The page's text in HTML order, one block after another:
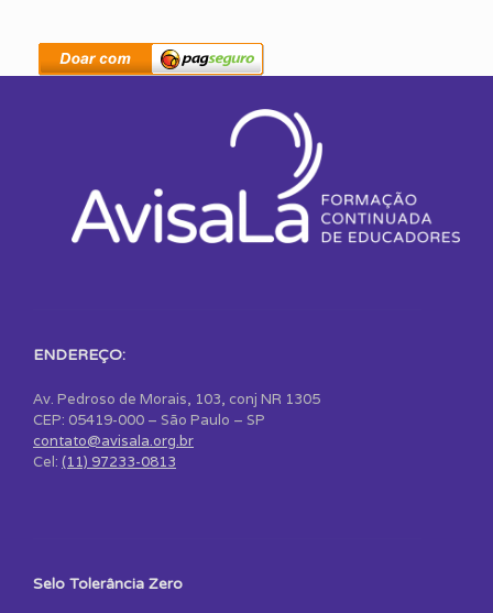
ENDEREÇO:
Av. Pedroso de Morais, 103, conj NR 1305
CEP: 05419-000 – São Paulo – SP
contato@avisala.org.br
Cel: (11) 97233-0813
Selo Tolerância Zero